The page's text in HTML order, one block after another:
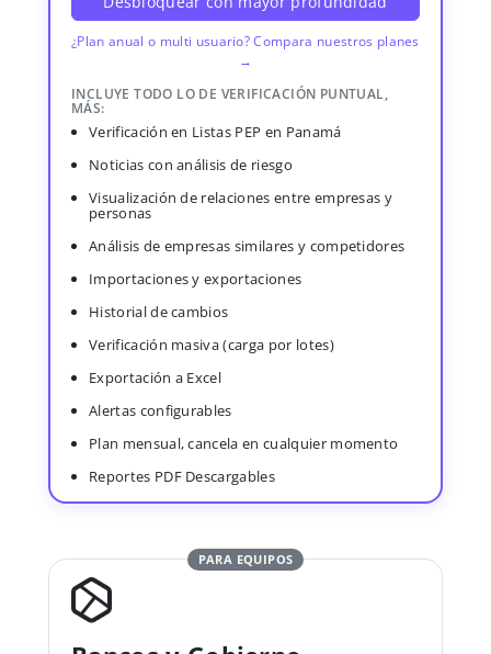
¿Plan anual o multi usuario? Compara nuestros planes
→
INCLUYE TODO LO DE VERIFICACIÓN PUNTUAL,
MÁS:
Verificación en Listas PEP en Panamá
Noticias con análisis de riesgo
Visualización de relaciones entre empresas y
personas
Análisis de empresas similares y competidores
Importaciones y exportaciones
Historial de cambios
Verificación masiva (carga por lotes)
Exportación a Excel
Alertas configurables
Plan mensual, cancela en cualquier momento
Reportes PDF Descargables
PARA EQUIPOS